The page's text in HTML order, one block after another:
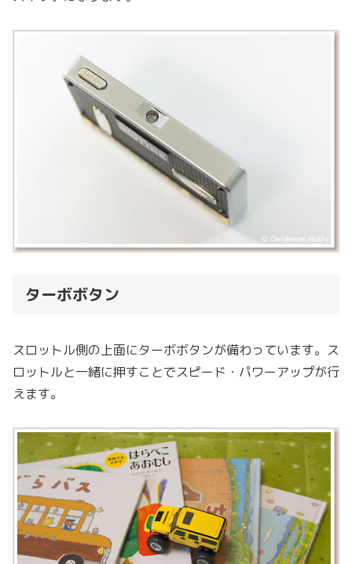
ターボボタン
スロットル側の上面にターボボタンが備わっています。ス
ロットルと一緒に押すことでスピード・パワーアップが行
えます。